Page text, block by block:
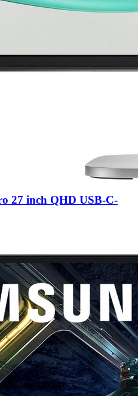
27 inch QHD USB-C-